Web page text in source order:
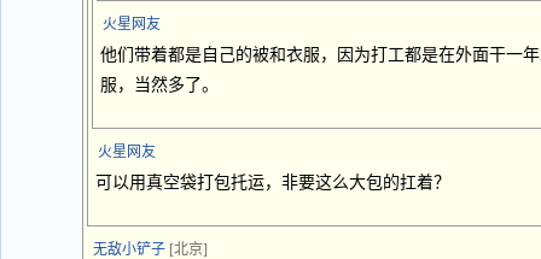
火星网友
他们带着都是自己的被和衣服，因为打工都是在外面干一
服，当然多了。
火星网友
可以用真空袋打包托运，非要这么大包的扛着？
无敌小铲子 [北京]